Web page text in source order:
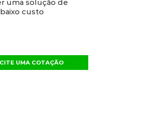
uma solução de
custo
UMA COTAÇÃO